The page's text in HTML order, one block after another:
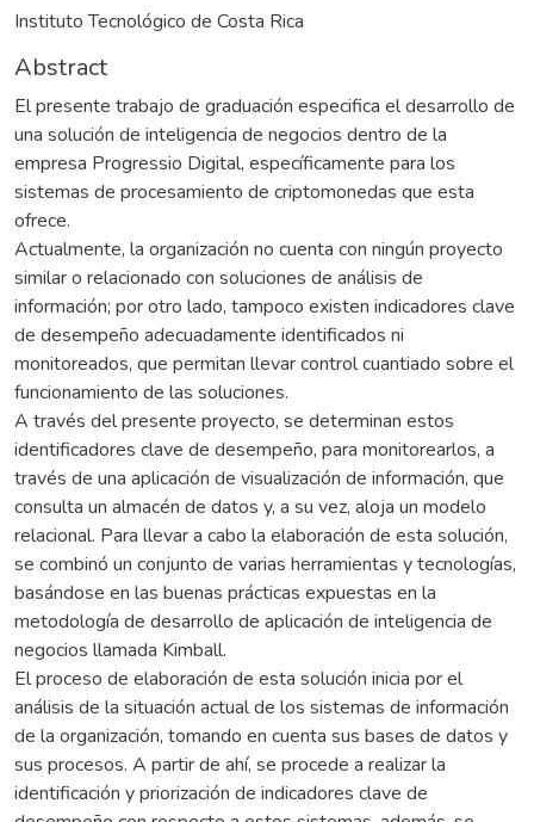
Instituto Tecnológico de Costa Rica
Abstract
El presente trabajo de graduación especifica el desarrollo de
una solución de inteligencia de negocios dentro de la
empresa Progressio Digital, específicamente para los
sistemas de procesamiento de criptomonedas que esta
ofrece.
Actualmente, la organización no cuenta con ningún proyecto
similar o relacionado con soluciones de análisis de
información; por otro lado, tampoco existen indicadores clave
de desempeño adecuadamente identificados ni
monitoreados, que permitan llevar control cuantiado sobre el
funcionamiento de las soluciones.
A través del presente proyecto, se determinan estos
identificadores clave de desempeño, para monitorearlos, a
través de una aplicación de visualización de información, que
consulta un almacén de datos y, a su vez, aloja un modelo
relacional. Para llevar a cabo la elaboración de esta solución,
se combinó un conjunto de varias herramientas y tecnologías,
basándose en las buenas prácticas expuestas en la
metodología de desarrollo de aplicación de inteligencia de
negocios llamada Kimball.
El proceso de elaboración de esta solución inicia por el
análisis de la situación actual de los sistemas de información
de la organización, tomando en cuenta sus bases de datos y
sus procesos. A partir de ahí, se procede a realizar la
identificación y priorización de indicadores clave de